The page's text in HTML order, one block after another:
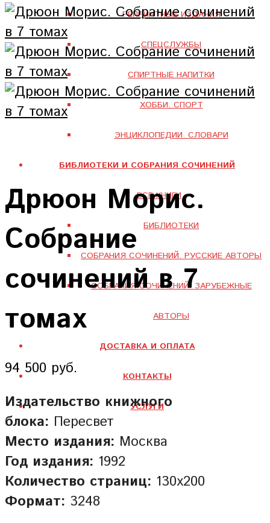
РЕПРИНТНЫЕ ИЗДАНИЯ
СПЕЦСЛУЖБЫ
СПИРТНЫЕ НАПИТКИ
ХОББИ. СПОРТ
ЭНЦИКЛОПЕДИИ. СЛОВАРИ
БИБЛИОТЕКИ И СОБРАНИЯ СОЧИНЕНИЙ
ВСЕ КНИГИ
БИБЛИОТЕКИ
СОБРАНИЯ СОЧИНЕНИЙ. РУССКИЕ АВТОРЫ
СОБРАНИЯ СОЧИНЕНИЙ. ЗАРУБЕЖНЫЕ
АВТОРЫ
ДОСТАВКА И ОПЛАТА
КОНТАКТЫ
УСЛУГИ
Дрюон Морис.
Собрание
сочинений в 7
томах
94 500 руб.
Издательство книжного
блока: Пересвет
Место издания: Москва
Год издания: 1992
Количество страниц: 130х200
Формат: 3248